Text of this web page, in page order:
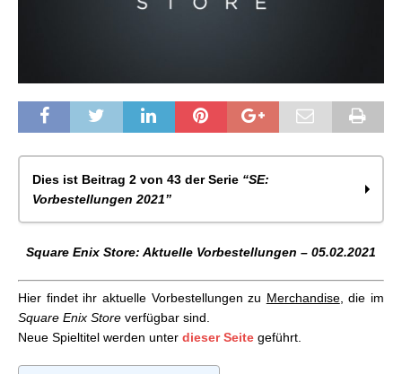
Dies ist Beitrag 2 von 43 der Serie “SE:
Vorbestellungen 2021”
Square Enix Store: Aktuelle Vorbestellungen –
27.01.2021
Square Enix Store: Aktuelle Vorbestellungen –
05.02.2021
Square Enix Store: Aktuelle Vorbestellungen –
12.02.2021
Square Enix Store: Aktuelle Vorbestellungen –
Square Enix Store: Aktuelle Vorbestellungen – 05.02.2021
Hier findet ihr aktuelle Vorbestellungen zu Merchandise, die im
Square Enix Store verfügbar sind.
Neue Spieltitel werden unter dieser Seite geführt.